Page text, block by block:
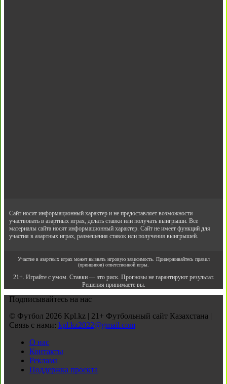
Сайт носит информационный характер и не предоставляет возможности
участвовать в азартных играх, делать ставки или получать выигрыши. Все
материалы сайта носят информационный характер. Сайт не имеет функций для
участия в азартных играх, размещения ставок или получения выигрышей.
Участие в азартных играх может вызвать игровую зависимость. Придерживайтесь правил
(принципов) ответственной игры.
21+. Играйте с умом. Ставки — это риск. Прогнозы не гарантируют результат.
Решения принимаете вы.
Подписывайтесь на нас
© Футбол 2026 Kpl.kz | 21+ Футбольный сайт Казахстана |
Связь с нами: kpl.kz2022@gmail.com
О нас
Контакты
Реклама
Поддержка проекта